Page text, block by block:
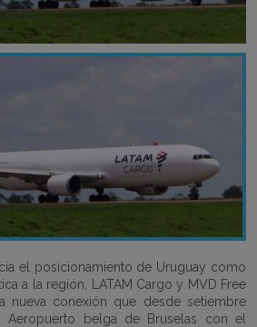
el posicionamiento de Uruguay como
a la región, LATAM Cargo y MVD Free
nueva conexión que desde setiembre
Aeropuerto belga de Bruselas con el